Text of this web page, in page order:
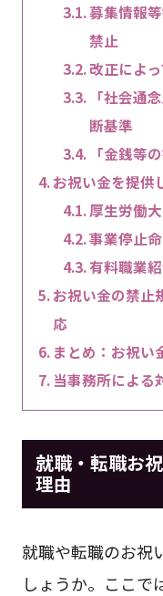
募集情報
禁止
改正によ
「社会通
断基準
「金銭等
お祝い金を提供
厚生労働
事業停止
有料職業
お祝い金の禁止
応
まとめ：お祝い
当事務所による
就職・転職お
理由
就職や転職のお祝
しょうか。ここで